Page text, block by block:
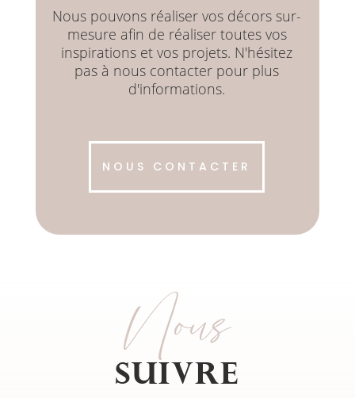
Nous pouvons réaliser vos décors sur-
mesure afin de réaliser toutes vos
inspirations et vos projets. N'hésitez
pas à nous contacter pour plus
d'informations.
NOUS CONTACTER
Nous
Suivre